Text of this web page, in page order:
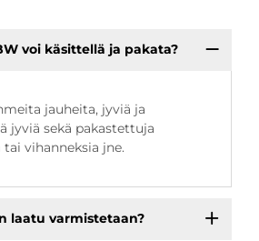
voi käsittellä ja pakata?
jauheita, jyviä ja
jyviä sekä pakastettuja
vihanneksia jne.
laatu varmistetaan?